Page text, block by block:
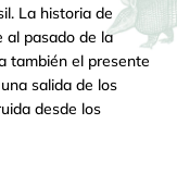
La historia de
al pasado de la
también el presente
salida de los
desde los